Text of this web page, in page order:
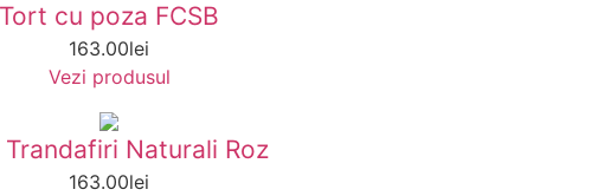
Tort cu poza FCSB
163.00lei
Vezi produsul
Naturali Roz
163.00lei